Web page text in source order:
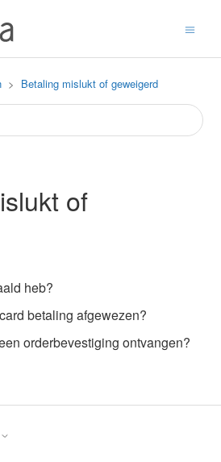
Betaling mislukt of geweigerd
of
heb?
betaling afgewezen?
orderbevestiging ontvangen?